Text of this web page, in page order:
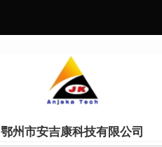
鄂州市安吉康科技有限公司